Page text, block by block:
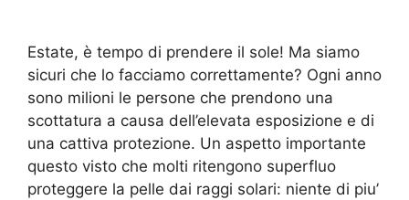
Estate, è tempo di prendere il sole! Ma siamo
sicuri che lo facciamo correttamente? Ogni anno
sono milioni le persone che prendono una
scottatura a causa dell’elevata esposizione e di
una cattiva protezione. Un aspetto importante
questo visto che molti ritengono superfluo
proteggere la pelle dai raggi solari: niente di piu’